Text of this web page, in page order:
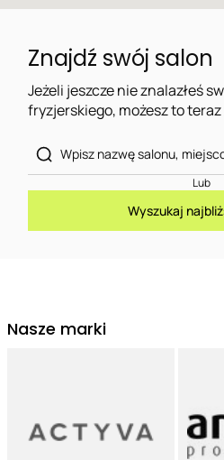
Znajdź swój salon
Jeżeli jeszcze nie znalazłeś
fryzjerskiego, możesz to
Lub
Wyszukaj
Nasze marki